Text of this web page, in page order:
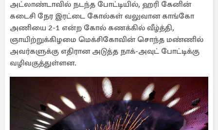
அட்லாண்டாவில் நடந்த போட்டியில், ஹரி கேனின்
கடைசி நேர இரட்டை கோல்கள் வலுவான காங்கோ
அணியை 2-1 என்ற கோல் கணக்கில் வீழ்த்தி,
ஞாயிற்றுக்கிழமை மெக்சிகோவின் சொந்த மண்ணில்
அவர்களுக்கு எதிரான அடுத்த நாக்-அவுட் போட்டிக்கு
வழிவகுத்துள்ளன.